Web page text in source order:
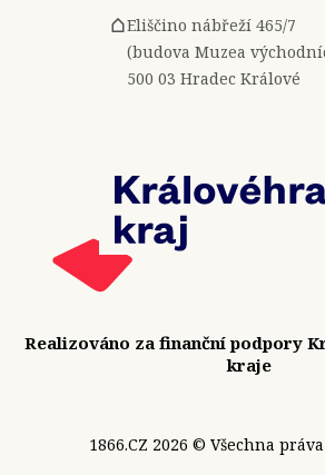
Eliščino nábřeží 465/7
(budova Muzea
500 03 Hradec Králové
Realizováno za finanční podpory
kraje
1866.CZ 2026 © Všechna